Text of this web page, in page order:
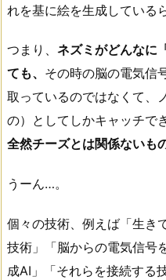
れを基に絵を生成している
つまり、 ネズミがどんなに
ても、 その時の脳の電気信
取っているのではなくて、
の）としてしかキャッチで
全然チーズとは関係ないも
うーん…。
個々の技術、例えば「生き
技術」「脳からの電気信号
成AI」「それらを接続する